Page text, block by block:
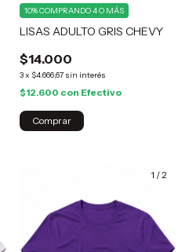
LISAS ADULTO GRIS CHEVY
$14.000
3x $4.666,67 sin interés
10%COMPRANDO 4 O MÁS
$12.600 con Efectivo
Comprar
1 /2